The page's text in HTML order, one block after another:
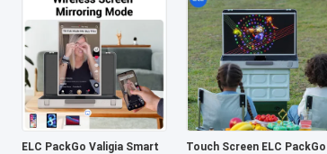
ELC PackGo Valigia Smart
Touch Screen ELC PackGo